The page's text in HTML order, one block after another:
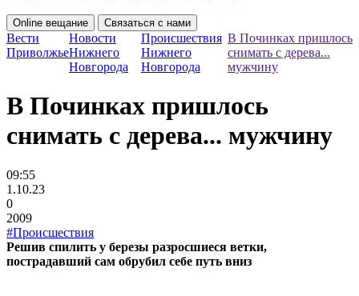
Online вещание Связаться с нами
Вести
Приволжье
Новости
Нижнего
Новгорода
Происшествия
Нижнего
Новгорода
В Починках пришлось
снимать с дерева...
мужчину
В Починках пришлось
снимать с дерева... мужчину
09:55
1.10.23
0
2009
#Происшествия
Решив спилить у березы разросшиеся ветки,
пострадавший сам обрубил себе путь вниз